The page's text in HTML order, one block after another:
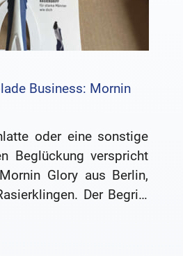
Business: Mornin
oder eine sonstige
Beglückung verspricht
Glory aus Berlin,
Der Begriff
ist seit Jahrzehnten